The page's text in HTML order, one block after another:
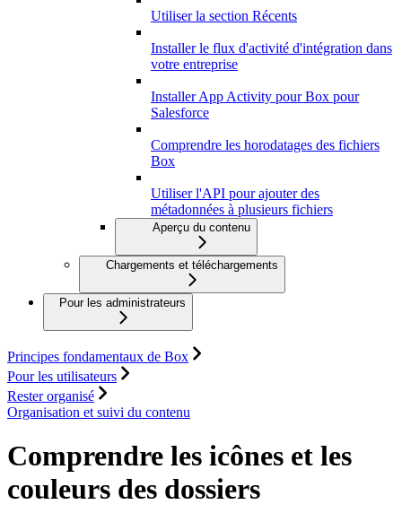
Utiliser la section Récents
Installer le flux d'activité d'intégration dans
votre entreprise
Installer App Activity pour Box pour
Salesforce
Comprendre les horodatages des fichiers
Box
Utiliser l'API pour ajouter des
métadonnées à plusieurs fichiers
Aperçu du contenu
Chargements et téléchargements
Pour les administrateurs
Principes fondamentaux de Box
Pour les utilisateurs
Rester organisé
Organisation et suivi du contenu
Comprendre les icônes et les
couleurs des dossiers